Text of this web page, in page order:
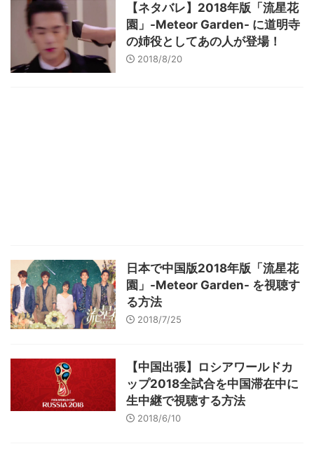
【ネタバレ】2018年版「流星花
園」-Meteor Garden- に道明寺
の姉役としてあの人が登場！
2018/8/20
日本で中国版2018年版「流星花
園」-Meteor Garden- を視聴す
る方法
2018/7/25
【中国出張】ロシアワールドカ
ップ2018全試合を中国滞在中に
生中継で視聴する方法
2018/6/10